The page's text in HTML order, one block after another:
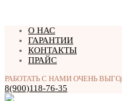
Перейти
содержимому
О НАС
ГАРАНТИИ
КОНТАКТЫ
ПРАЙС
РАБОТАТЬ С НАМИ ОЧЕНЬ
8(900)118-76-35